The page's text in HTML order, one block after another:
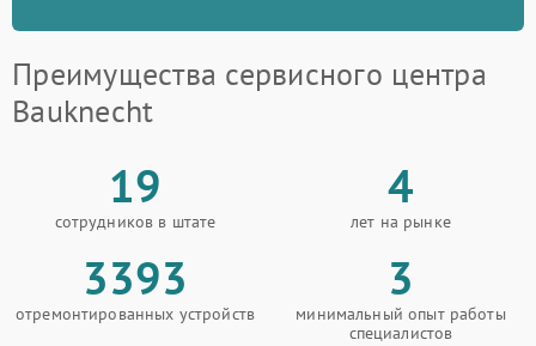
Преимущества сервисного центра
Bauknecht
19
сотрудников в штате
4
лет на рынке
3393
отремонтированных устройств
3
минимальный опыт работы
специалистов